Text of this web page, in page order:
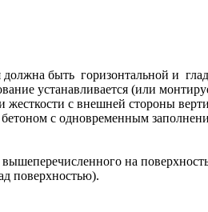
быть горизонтальной и
устанавливается (или
жесткости с внешней стороны
с одновременным
на
поверхностью).